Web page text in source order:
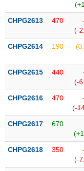
quan
dịch
chính
tích
thuật
sơ
doanh
CHPG2613 470
(-
CHPG2614 190
CHPG2615 440
(-
CHPG2616 470
(-
CHPG2617 670
CHPG2618 350
(-
VS-
SECTOR
VẬT